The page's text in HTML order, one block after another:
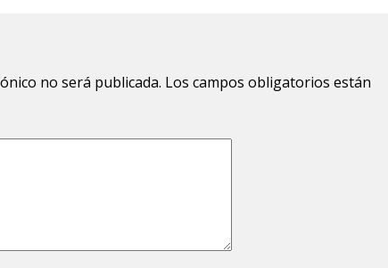
no será publicada. Los campos obligatorios están